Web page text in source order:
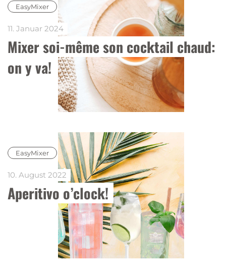
EasyMixer
Mixer soi-même son cocktail chaud:
on y va!
11. Januar 2024
EasyMixer
Aperitivo o’clock!
10. August 2022